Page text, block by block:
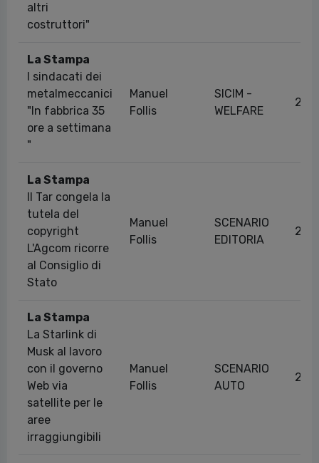
altri
costruttori"
La Stampa
I sindacati dei
metalmeccanici
"In fabbrica 35
ore a settimana
"
Manuel
Follis
SICIM -
WELFARE
21/
La Stampa
Il Tar congela la
tutela del
copyright
L'Agcom ricorre
al Consiglio di
Stato
Manuel
Follis
SCENARIO
EDITORIA
23/
La Stampa
La Starlink di
Musk al lavoro
con il governo
Web via
satellite per le
aree
irraggiungibili
Manuel
Follis
SCENARIO
AUTO
23/